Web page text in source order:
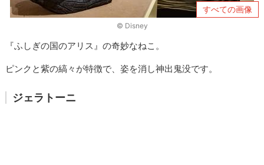
すべての画像
© Disney
『ふしぎの国のアリス』の奇妙なねこ。
ピンクと紫の縞々が特徴で、姿を消し神出鬼没です。
ジェラトーニ